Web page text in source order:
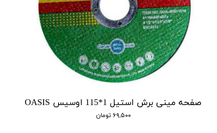
صفحه مینی برش استیل 1*115 اوسیس OASIS
۶۹,۵۰۰ تومان